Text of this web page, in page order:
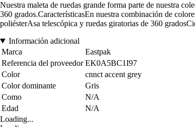
Nuestra maleta de ruedas grande forma parte de nuestra
360 grados.CaracterísticasEn nuestra combinación de
poliésterAsa telescópica y ruedas giratorias de 360
Información adicional
Marca
Eastpak
Referencia del proveedor EK0A5BC1I97
Color
cnnct accent grey
Color dominante
Gris
Como
N/A
Edad
N/A
Loading...